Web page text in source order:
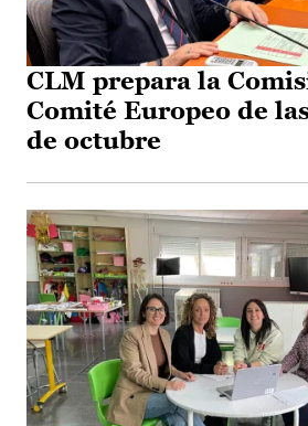
CLM prepara la
Comité Europeo de
de octubre